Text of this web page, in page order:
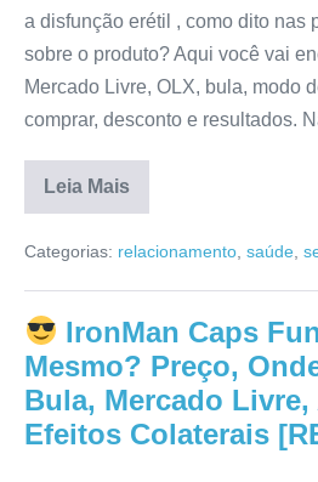
a disfunção erétil , como dito nas
sobre o produto? Aqui você vai
Mercado Livre, OLX, bula, modo
comprar, desconto e resultados.
Leia Mais
Libid
Funciona
Preço,
Composição,
Onde
Comprar,
Reclame
Aqui,
Anvisa
[RESENHA]
Categorias: relacionamento saúde
IronMan Caps
Mesmo? Preço,
Bula, Mercado Livre,
Efeitos Colaterais